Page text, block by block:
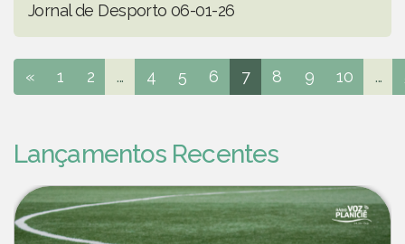
Jornal de Desporto 06-01-26
« 1 2 ... 4 5 6 7 8 9 10 ...
Lançamentos Recentes